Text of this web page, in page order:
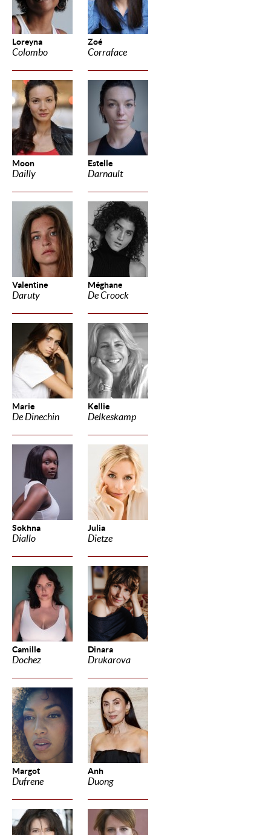
Loreyna
Colombo
Zoé
Corraface
Moon
Dailly
Estelle
Darnault
Valentine
Daruty
Méghane
De Croock
Marie
De Dinechin
Kellie
Delkeskamp
Sokhna
Diallo
Julia
Dietze
Camille
Dochez
Dinara
Drukarova
Margot
Dufrene
Anh
Duong